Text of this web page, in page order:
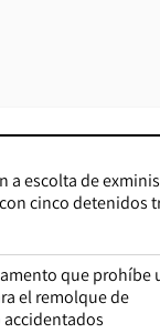
a escolta de
cinco detenidos
que prohíbe
el remolque de